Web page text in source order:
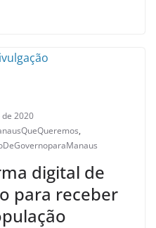
de 2020
,
digital de
para receber